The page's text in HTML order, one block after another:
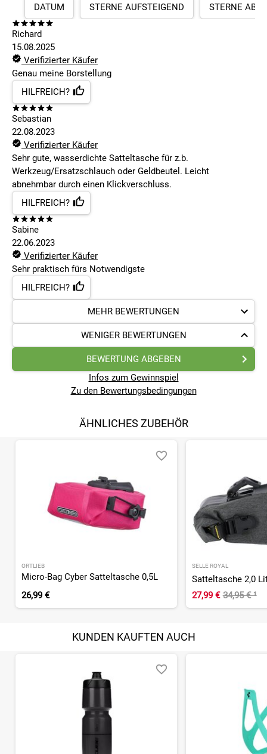
DATUM
STERNE AUFSTEIGEND STERNE
Richard
15.08.2025
Verifizierter Käufer
Genau meine Borstellung
HILFREICH?
Sebastian
22.08.2023
Verifizierter Käufer
Sehr gute, wasserdichte Satteltasche für z.b.
Werkzeug/Ersatzschlauch oder Geldbeutel. Leicht
abnehmbar durch einen Klickverschluss.
HILFREICH?
Sabine
22.06.2023
Verifizierter Käufer
Sehr praktisch fürs Notwendigste
HILFREICH?
MEHR BEWERTUNGEN
WENIGER BEWERTUNGEN
BEWERTUNG ABGEBEN
Infos zum Gewinnspiel
Zu den Bewertungsbedingungen
ÄHNLICHES ZUBEHÖR
ORTLIEB
Micro-Bag Cyber Satteltasche 0,5L
26,99 €
SELLE ROYAL
Satteltasche 2,0
27,99 € 34,95 €¹
KUNDEN KAUFTEN AUCH